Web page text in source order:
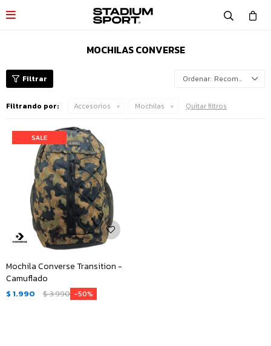

MOCHILAS CONVERSE
Recomendados
Filtrando por: Accesorios Mochilas Quitar filtros
Mochila Converse Transition -
Camuflado
$ 1.990 $3.990 50